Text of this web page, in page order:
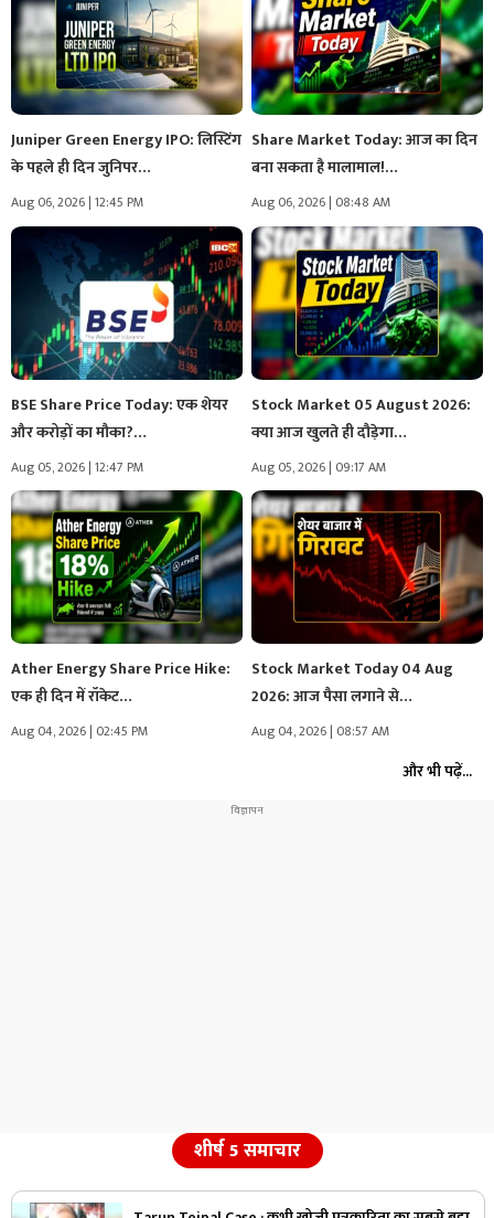
Juniper Green Energy IPO: लिस्टिंग
के पहले ही दिन जुनिपर…
Aug 06, 2026 | 12:45 PM
Share Market Today: आज का दिन
बना सकता है मालामाल!…
Aug 06, 2026 | 08:48 AM
BSE Share Price Today: एक शेयर
और करोड़ों का मौका?…
Aug 05, 2026 | 12:47 PM
Stock Market 05 August 2026:
क्या आज खुलते ही दौड़ेगा…
Aug 05, 2026 | 09:17 AM
Ather Energy Share Price Hike:
एक ही दिन में रॉकेट…
Aug 04, 2026 | 02:45 PM
Stock Market Today 04 Aug
2026: आज पैसा लगाने से…
Aug 04, 2026 | 08:57 AM
और भी पढ़ें...
शीर्ष 5 समाचार